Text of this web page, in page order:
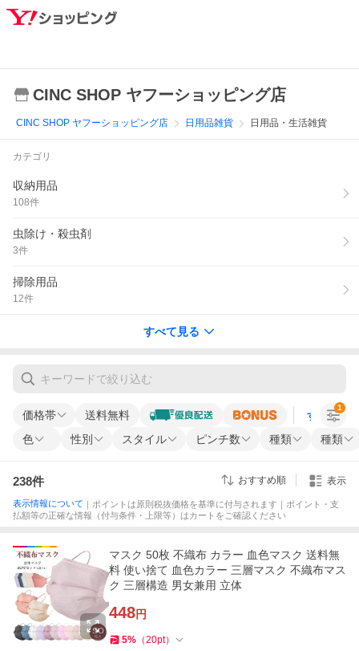
CINC SHOP ヤフーショッピング店
CINC SHOP ヤフーショッピング店 日用品雑貨 日用品・生活雑貨
カテゴリ
収納用品
108件
虫除け・殺虫剤
3件
掃除用品
12件
すべて見る
価格帯 送料無料 すべての条
色 性別 スタイル ピンチ数 種類 種類
1
238件 おすすめ順 表示
表示情報について ｜ポイントは原則税抜価格を基準に付与されます｜ポイント・支
払額等の正確な情報（付与条件・上限等）はカートをご確認ください
マスク 50枚 不織布 カラー 血色マスク 送料無
料 使い捨て 血色カラー 三層マスク 不織布マス
ク 三層構造 男女兼用 立体
448円
5% （20pt）